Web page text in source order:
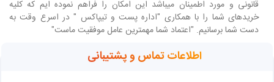
قانونی و مورد اطمینان میباشد این امکان را فراهم نموده ایم که کلیه
خریدهای شما را با همکاری "اداره پست و تیپاکس " در اسرع وقت به
دست شما برسانیم. "اعتماد شما مهمترین عامل موفقیت ماست"
اطلاعات تماس و پشتیبانی